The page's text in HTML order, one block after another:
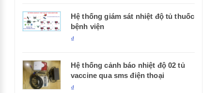
Hệ thống giám sát nhiệt độ tủ thuốc
bệnh viện
₫
Hệ thống cảnh báo nhiệt độ 02 tủ
vaccine qua sms điện thoại
₫